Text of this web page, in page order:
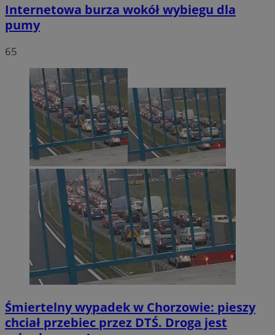
Internetowa burza wokół wybiegu dla
pumy
65
Śmiertelny wypadek w Chorzowie: pieszy
chciał przebiec przez DTŚ. Droga jest